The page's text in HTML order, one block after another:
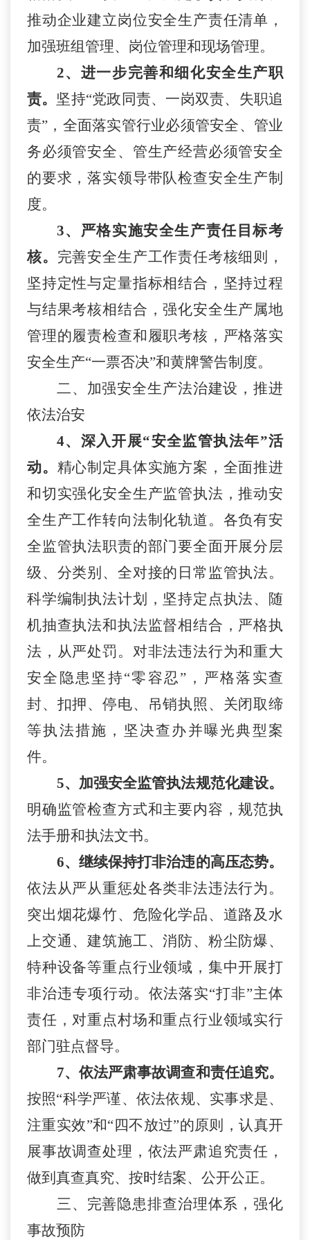
推动企业建立岗位安全生产责任清单，
加强班组管理、岗位管理和现场管理。
2、进一步完善和细化安全生产职
责。 坚持“党政同责、一岗双责、失职追
责”，全面落实管行业必须管安全、管业
务必须管安全、管生产经营必须管安全
的要求，落实领导带队检查安全生产制
度。
3、严格实施安全生产责任目标考
核。 完善安全生产工作责任考核细则，
坚持定性与定量指标相结合，坚持过程
与结果考核相结合，强化安全生产属地
管理的履责检查和履职考核，严格落实
安全生产“一票否决”和黄牌警告制度。
二、加强安全生产法治建设 ，推进
依法治安
4、深入开展“安全监管执法年”活
动。 精心制定具体实施方案，全面推进
和切实强化安全生产监管执法，推动安
全生产工作转向法制化轨道。各负有安
全监管执法职责的部门要全面开展分层
级、分类别、全对接的日常监管执法。
科学编制执法计划，坚持定点执法、随
机抽查执法和执法监督相结合，严格执
法，从严处罚。对非法违法行为和重大
安全隐患坚持“零容忍”，严格落实查
封、扣押、停电、吊销执照、关闭取缔
等执法措施，坚决查办并曝光典型案
件。
5、加强安全监管执法规范化建设。
明确监管检查方式和主要内容，规范执
法手册和执法文书。
6、继续保持打非治违的高压态势。
依法从严从重惩处各类非法违法行为。
突出烟花爆竹、危险化学品、道路及水
上交通、建筑施工、消防、粉尘防爆、
特种设备等重点行业领域，集中开展打
非治违专项行动。依法落实“打非”主体
责任，对重点村场和重点行业领域实行
部门驻点督导。
7、依法严肃事故调查和责任追究。
按照“科学严谨、依法依规、实事求是、
注重实效”和“四不放过”的原则，认真开
展事故调查处理，依法严肃追究责任，
做到真查真究、按时结案、公开公正。
三、完善隐患排查治理体系，强化
事故预防